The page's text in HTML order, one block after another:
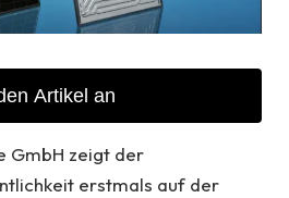
GmbH zeigt der
erstmals auf der